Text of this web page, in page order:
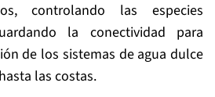
controlando las especies
la conectividad para
de los sistemas de agua dulce
las costas.